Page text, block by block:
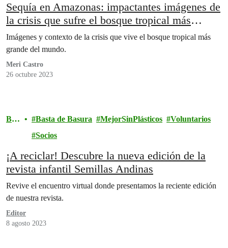
Sequía en Amazonas: impactantes imágenes de
la crisis que sufre el bosque tropical más
grande del mundo
Imágenes y contexto de la crisis que vive el bosque tropical más
grande del mundo.
Meri Castro
26 octubre 2023
Blo
Basta de Basura MejorSinPlásticos
Voluntarios
Socios
¡A reciclar! Descubre la nueva edición de la
revista infantil Semillas Andinas
Revive el encuentro virtual donde presentamos la reciente edición
de nuestra revista.
Editor
8 agosto 2023